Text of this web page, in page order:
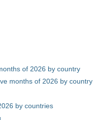
of 2026 by country
months of 2026 by country
by countries